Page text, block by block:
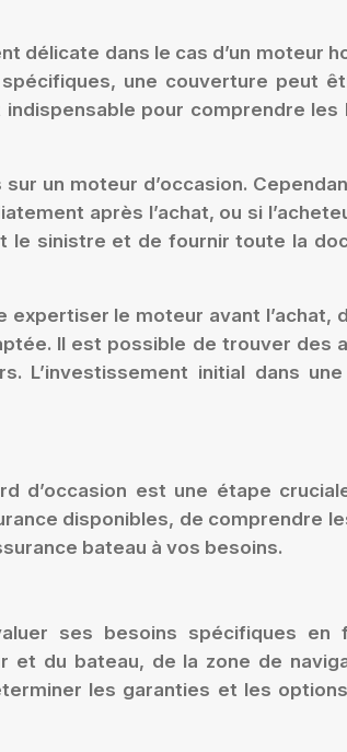
délicate dans le cas d’un moteur
une couverture peut
pour comprendre
un moteur d’occasion.
après l’achat, ou si
le sinistre et de fournir toute la
le moteur avant
Il est possible de trouver des
L’investissement initial dans
d’occasion est une étape
disponibles, de
bateau à vos besoins.
ses besoins spécifiques en
du bateau, de la zone de
les garanties et les